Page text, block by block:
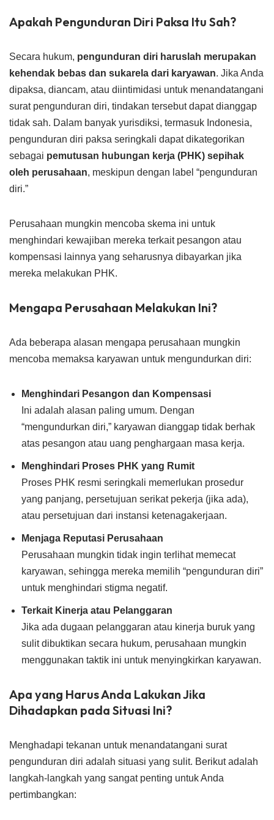
Apakah Pengunduran Diri Paksa Itu Sah?
Secara hukum, pengunduran diri haruslah merupakan
kehendak bebas dan sukarela dari karyawan. Jika Anda
dipaksa, diancam, atau diintimidasi untuk menandatangani
surat pengunduran diri, tindakan tersebut dapat dianggap
tidak sah. Dalam banyak yurisdiksi, termasuk Indonesia,
pengunduran diri paksa seringkali dapat dikategorikan
sebagai pemutusan hubungan kerja (PHK) sepihak
oleh perusahaan, meskipun dengan label “pengunduran
diri.”
Perusahaan mungkin mencoba skema ini untuk
menghindari kewajiban mereka terkait pesangon atau
kompensasi lainnya yang seharusnya dibayarkan jika
mereka melakukan PHK.
Mengapa Perusahaan Melakukan Ini?
Ada beberapa alasan mengapa perusahaan mungkin
mencoba memaksa karyawan untuk mengundurkan diri:
Menghindari Pesangon dan Kompensasi
Ini adalah alasan paling umum. Dengan
“mengundurkan diri,” karyawan dianggap tidak berhak
atas pesangon atau uang penghargaan masa kerja.
Menghindari Proses PHK yang Rumit
Proses PHK resmi seringkali memerlukan prosedur
yang panjang, persetujuan serikat pekerja (jika ada),
atau persetujuan dari instansi ketenagakerjaan.
Menjaga Reputasi Perusahaan
Perusahaan mungkin tidak ingin terlihat memecat
karyawan, sehingga mereka memilih “pengunduran diri”
untuk menghindari stigma negatif.
Terkait Kinerja atau Pelanggaran
Jika ada dugaan pelanggaran atau kinerja buruk yang
sulit dibuktikan secara hukum, perusahaan mungkin
menggunakan taktik ini untuk menyingkirkan karyawan.
Apa yang Harus Anda Lakukan Jika
Dihadapkan pada Situasi Ini?
Menghadapi tekanan untuk menandatangani surat
pengunduran diri adalah situasi yang sulit. Berikut adalah
langkah-langkah yang sangat penting untuk Anda
pertimbangkan: